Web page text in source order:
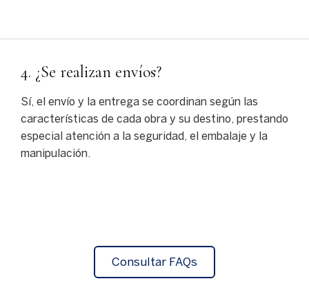
4. ¿Se realizan envíos?
Sí, el envío y la entrega se coordinan según las
características de cada obra y su destino, prestando
especial atención a la seguridad, el embalaje y la
manipulación.
Consultar FAQs